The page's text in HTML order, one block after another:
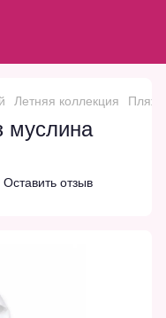
Летняя коллекция
муслина
Оставить отзыв